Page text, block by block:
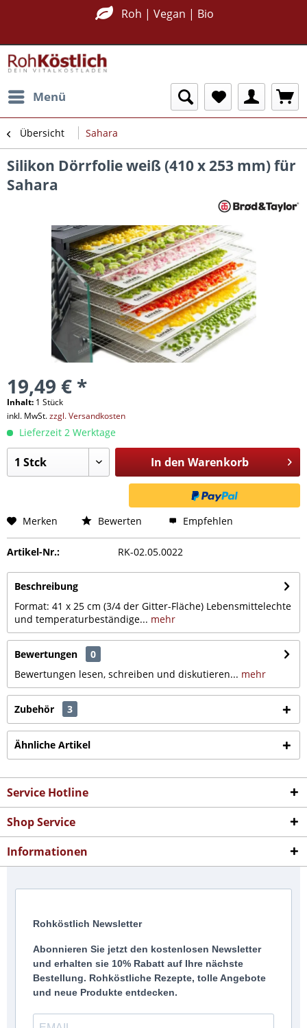
Roh | Vegan | Bio
Menü
Übersicht Sahara
Silikon Dörrfolie weiß (410 x 253 mm) für
Sahara
19,49 € *
Inhalt: 1 Stück
inkl. MwSt.zzgl. Versandkosten
Lieferzeit 2 Werktage
In den Warenkorb
Merken Bewerten Empfehlen
Artikel-Nr.: RK-02.05.0022
Beschreibung
Format: 41 x 25 cm (3/4 der Gitter-Fläche) Lebensmittelechte
und temperaturbeständige... mehr
Bewertungen
0
Bewertungen lesen, schreiben und diskutieren... mehr
Zubehör 3
Ähnliche Artikel
Service Hotline
Shop Service
Informationen
Rohköstlich Newsletter
Abonnieren Sie jetzt den kostenlosen Newsletter
und erhalten sie 10% Rabatt auf Ihre nächste
Bestellung. Rohköstliche Rezepte, tolle Angebote
und neue Produkte entdecken.